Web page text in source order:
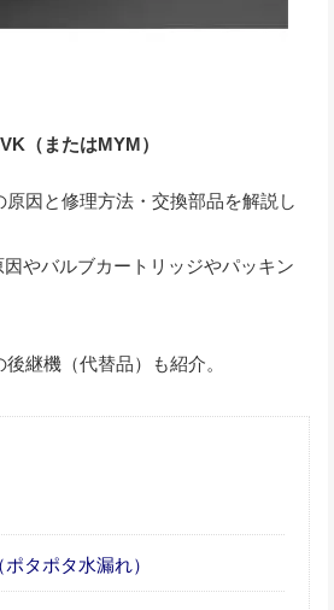
（またはMYM）
因と修理方法・交換部品を解説し
因やバルブカートリッジやパッキン
継機（代替品）も紹介。
タポタ水漏れ）